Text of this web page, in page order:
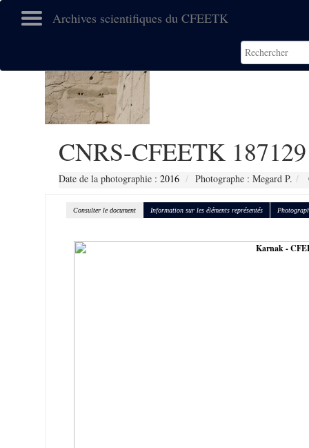
Archives scientifiques du CFEETK
CNRS-CFEETK 187129
Date de la photographie : 2016 Photographe : Megard P.
Consulter le document Information sur les éléments représentés